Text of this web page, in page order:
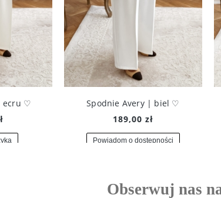
ecru ♡
Spodnie Avery | biel ♡
189,00 zł
Powiadom o dostępności